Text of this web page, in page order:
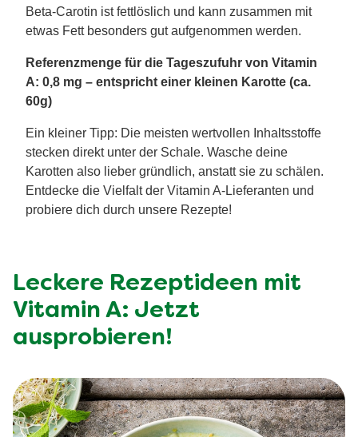
Beta-Carotin ist fettlöslich und kann zusammen mit
etwas Fett besonders gut aufgenommen werden.
Referenzmenge für die Tageszufuhr von Vitamin
A: 0,8 mg – entspricht einer kleinen Karotte (ca.
60g)
Ein kleiner Tipp: Die meisten wertvollen Inhaltsstoffe
stecken direkt unter der Schale. Wasche deine
Karotten also lieber gründlich, anstatt sie zu schälen.
Entdecke die Vielfalt der Vitamin A-Lieferanten und
probiere dich durch unsere Rezepte!
Leckere Rezeptideen mit
Vitamin A: Jetzt
ausprobieren!